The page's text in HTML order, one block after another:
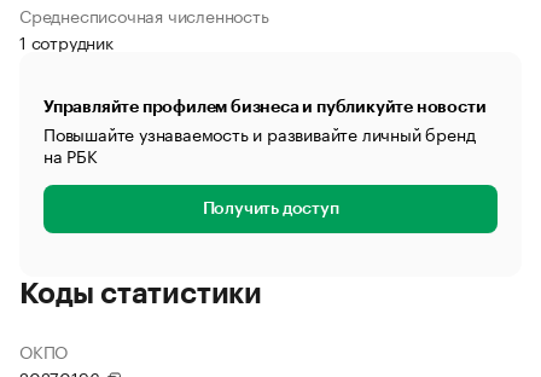
Среднесписочная численность
1 сотрудник
Управляйте профилем бизнеса и публикуйте новости
Повышайте узнаваемость и развивайте личный бренд
на РБК
Получить доступ
Коды статистики
ОКПО